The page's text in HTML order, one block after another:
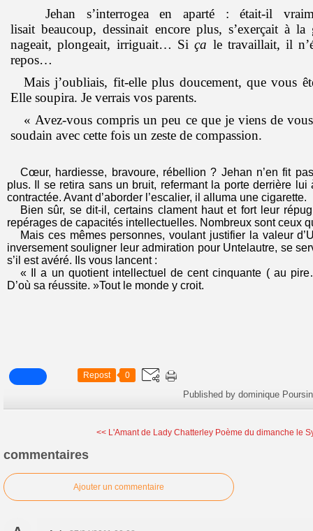
Jehan s’interrogea en aparté : était-il
lisaitbeaucoup, dessinait encore plus, s’exerçait à
nageait, plongeait, irriguait… Siça le travaillait, il
repos…
Mais j’oubliais, fit-elle plus doucement, que vous
Elle soupira. Je verrais vos parents.
« Avez-vous compris un peu ce que je viens de
soudain avec cette fois un zeste de compassion.
Cœur, hardiesse, bravoure, rébellion ? Jehan n’en fit
plus. Il se retira sans un bruit, refermant la porte derrière lui
contractée. Avant d’aborder l’escalier, il alluma une cigarette.
Bien sûr, se dit-il, certains clament haut et fort leur
repérages de capacités intellectuelles. Nombreux sont ceux
Mais ces mêmes personnes, voulant justifier la valeur
inversement souligner leur admiration pour Untelautre, se
s’il est avéré. Ils vous lancent :
« Il a un quotient intellectuel de cent cinquante ( au
D’où sa réussite. »Tout le monde y croit.
Repost 0
Published by dominique Poursin
<< L'Amant de Lady Chatterley Poème du dimanche le
commentaires
Ajouter un commentaire